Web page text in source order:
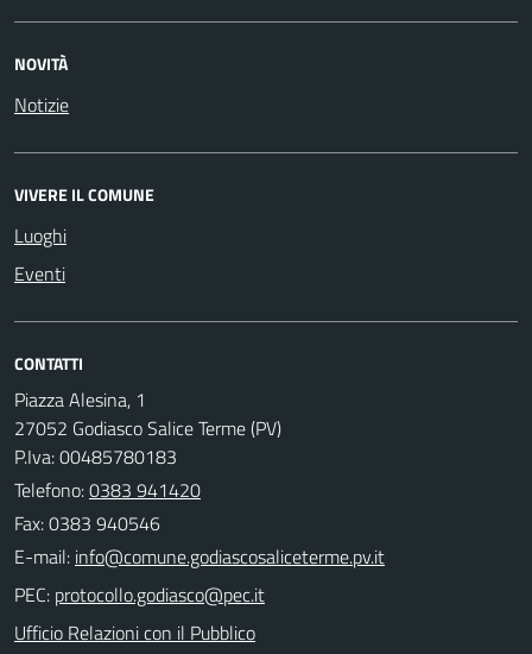
NOVITÀ
Notizie
VIVERE IL COMUNE
Luoghi
Eventi
CONTATTI
Piazza Alesina, 1
27052 Godiasco Salice Terme (PV)
P.Iva: 00485780183
Telefono:0383 941420
Fax: 0383 940546
E-mail:
PEC:
Ufficio Relazioni con il Pubblico